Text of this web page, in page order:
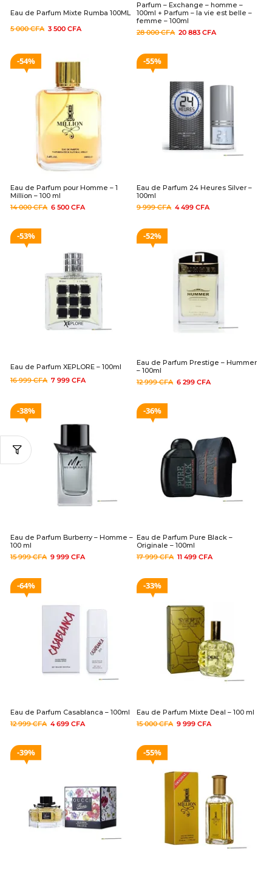
Eau de Parfum Mixte Rumba 100ML
5 000CFA 3 500 CFA
Parfum – Exchange – homme –
100ml + Parfum – la vie est belle –
femme – 100ml
28 000CFA 20 883 CFA
54%
Eau de Parfum pour Homme – 1
Million – 100 ml
14 000CFA 6 500 CFA
55%
Eau de Parfum 24 Heures Silver –
100ml
9 999CFA 4 499 CFA
53%
Eau de Parfum XEPLORE – 100ml
16 999CFA 7 999 CFA
52%
Eau de Parfum Prestige – Hummer
– 100ml
12 999CFA 6 299 CFA
38%
Eau de Parfum Burberry – Homme –
100 ml
15 999CFA 9 999 CFA
36%
Eau de Parfum Pure Black –
Originale – 100ml
17 999CFA 11 499 CFA
64%
Eau de Parfum Casablanca – 100ml
12 999CFA 4 699 CFA
33%
Eau de Parfum Mixte Deal – 100 ml
15 000CFA 9 999 CFA
39% 55%